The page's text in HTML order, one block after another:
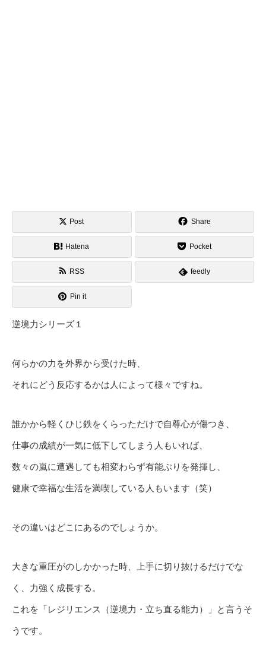
Post Share
Hatena Pocket
RSS feedly
Pin it
逆境力シリーズ１
何らかの力を外界から受けた時、
それにどう反応するかは人によって様々ですね。
誰かから軽くひじ鉄をくらっただけで自尊心が傷つき、
仕事の成績が一気に低下してしまう人もいれば、
数々の嵐に遭遇しても相変わらず有能ぶりを発揮し、
健康で幸福な生活を満喫している人もいます（笑）
その違いはどこにあるのでしょうか。
大きな重圧がのしかかった時、上手に切り抜けるだけでな
く、力強く成長する。
これを「レジリエンス（逆境力・立ち直る能力）」と言うそ
うです。